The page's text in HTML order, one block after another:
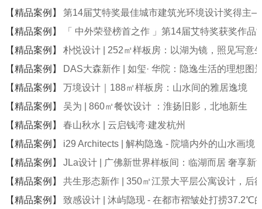
【精品案例】
第14届艾特奖最佳城市建筑光环境设计奖得主
【精品案例】
「 中外荣登榜首之作 」第14届艾特奖获奖作品
【精品案例】
朴悦设计 | 252㎡样板房：以湖为镜，照见写意
【精品案例】
DAS大森新作 | 如玺· 华院：隐逸生活的理想图
【精品案例】
万境设计｜188㎡样板房：山水间的雅居逸境
【精品案例】
吴为 | 860㎡餐饮设计 ：淮扬旧影，北地新生
【精品案例】
春山秋水 | 云启钱湾·建发杭州
【精品案例】
i29 Architects | 解构隐逸 - 院墙内外的山水画境
【精品案例】
JLa设计 | 广佛新世界样板间：临湖而居 奢享新
【精品案例】
共生形态新作 | 350㎡江景大平层公寓设计，后
【精品案例】
致感设计 | 沐屿隐现 - 在都市褶皱处打捞37.2℃